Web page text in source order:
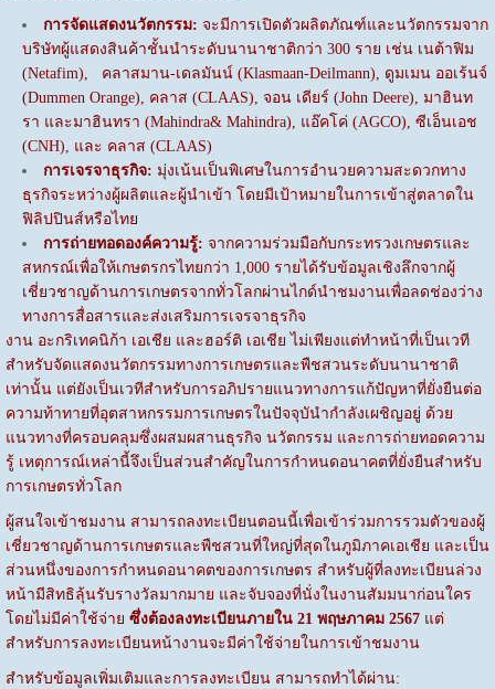
การจัดแสดงนวัตกรรม: จะมีการเปิดตัวผลิตภัณฑ์และนวัตกรรมจาก
บริษัทผู้แสดงสินค้าชั้นนำระดับนานาชาติกว่า 300 ราย เช่น เนต้าฟิม
(Netafim), คลาสมาน-เดลมันน์ (Klasmaan-Deilmann), ดูมเมน ออเร้นจ์
(Dummen Orange), คลาส (CLAAS), จอน เดียร์ (John Deere), มาฮินท
รา และมาฮินทรา (Mahindra& Mahindra), แอ๊คโค่ (AGCO), ซีเอ็นเอช
(CNH), และ คลาส (CLAAS)
การเจรจาธุรกิจ: มุ่งเน้นเป็นพิเศษในการอำนวยความสะดวกทาง
ธุรกิจระหว่างผู้ผลิตและผู้นำเข้า โดยมีเป้าหมายในการเข้าสู่ตลาดใน
ฟิลิปปินส์หรือไทย
การถ่ายทอดองค์ความรู้: จากความร่วมมือกับกระทรวงเกษตรและ
สหกรณ์เพื่อให้เกษตรกรไทยกว่า 1,000 รายได้รับข้อมูลเชิงลึกจากผู้
เชี่ยวชาญด้านการเกษตรจากทั่วโลกผ่านไกด์นำชมงานเพื่อลดช่องว่าง
ทางการสื่อสารและส่งเสริมการเจรจาธุรกิจ
งาน อะกริเทคนิก้า เอเชีย และฮอร์ติ เอเชีย ไม่เพียงแต่ทำหน้าที่เป็นเวที
สำหรับจัดแสดงนวัตกรรมทางการเกษตรและพืชสวนระดับนานาชาติ
เท่านั้น แต่ยังเป็นเวทีสำหรับการอภิปรายแนวทางการแก้ปัญหาที่ยั่งยืนต่อ
ความท้าทายที่อุตสาหกรรมการเกษตรในปัจจุบันำกำลังเผชิญอยู่ ด้วย
แนวทางที่ครอบคลุมซึ่งผสมผสานธุรกิจ นวัตกรรม และการถ่ายทอดความ
รู้ เหตุการณ์เหล่านี้จึงเป็นส่วนสำคัญในการกำหนดอนาคตที่ยั่งยืนสำหรับ
การเกษตรทั่วโลก
ผู้สนใจเข้าชมงาน สามารถลงทะเบียนตอนนี้เพื่อเข้าร่วมการรวมตัวของผู้
เชี่ยวชาญด้านการเกษตรและพืชสวนที่ใหญ่ที่สุดในภูมิภาคเอเชีย และเป็น
ส่วนหนึ่งของการกำหนดอนาคตของการเกษตร สำหรับผู้ที่ลงทะเบียนล่วง
หน้ามีสิทธิลุ้นรับรางวัลมากมาย และจับจองที่นั่งในงานสัมมนาก่อนใคร
โดยไม่มีค่าใช้จ่าย ซึ่งต้องลงทะเบียนภายใน 21 พฤษภาคม 2567แต่
สำหรับการลงทะเบียนหน้างานจะมีค่าใช้จ่ายในการเข้าชมงาน
สำหรับข้อมูลเพิ่มเติมและการลงทะเบียน สามารถทำได้ผ่าน: